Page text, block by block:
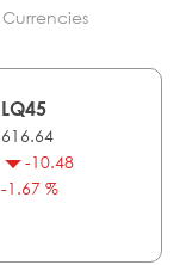
Currencies
LQ45
616.64
-10.48
-1.67 %